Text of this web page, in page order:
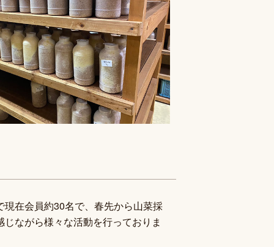
在会員約30名で、春先から山菜採
ながら様々な活動を行っておりま